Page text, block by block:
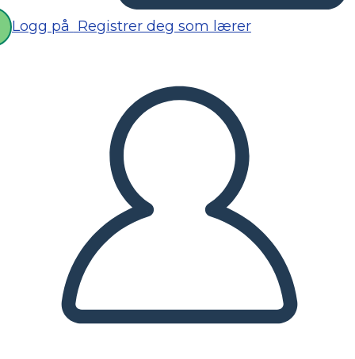
Logg på Registrer deg som lærer